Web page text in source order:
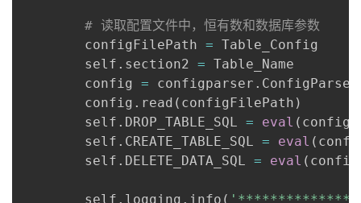
# 读取配置文件中，恒有数和数据库参数
        configFilePath
= Table_Config
        self
. section2 = Table_Name
        config
= configparser . ConfigParser
        config
. read ( configFilePath )
        self
. DROP_TABLE_SQL = eval ( config
        self
. CREATE_TABLE_SQL = eval (
        self
. DELETE_DATA_SQL = eval ( config
        self
. logging . info (